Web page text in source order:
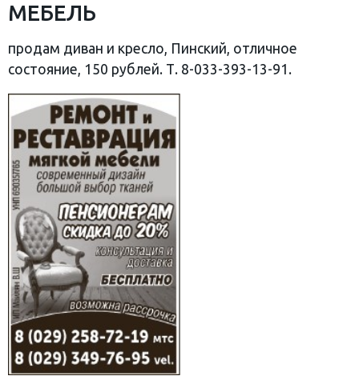
МЕБЕЛЬ
продам диван и кресло, Пинский, отличное
состояние, 150 рублей. Т. 8-033-393-13-91.